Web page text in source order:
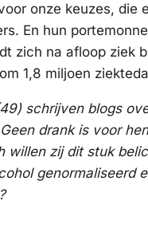
onze keuzes, die
En hun
zich na afloop ziek
1,8 miljoen
schrijven blogs
drank is voor
willen zij dit stuk
genormaliseerd